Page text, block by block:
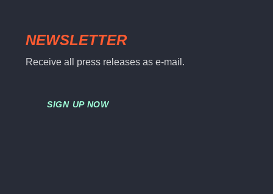
NEWSLETTER
Receive all press releases as e-mail.
SIGN UP NOW